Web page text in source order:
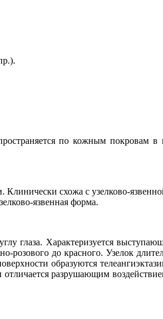
по кожным покровам
схожа с узелково-
язвенная форма.
глаза. Характеризуется
до красного. Узелок
образуются
разрушающим